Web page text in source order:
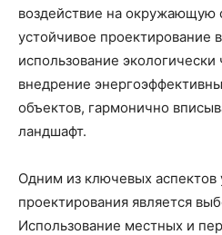
воздействие на окружающую
устойчивое проектирование
использование
внедрение
объектов, гармонично
ландшафт.
Одним из ключевых аспектов
проектирования является
Использование местных и